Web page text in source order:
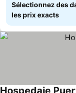
Sélectionnez des
les prix exacts
Hospedaje